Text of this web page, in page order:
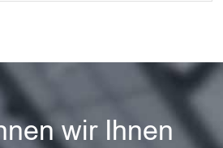
wir Ihnen